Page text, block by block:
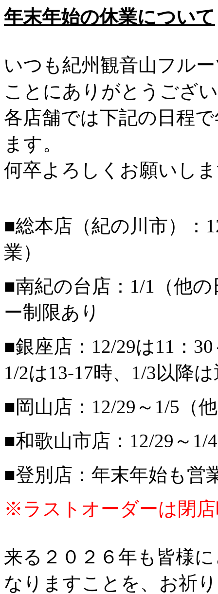
年末年始の休業について
いつも紀州観音山フル
ことにありがとうござ
各店舗では下記の日程
ます。
何卒よろしくお願いし
■総本店（紀の川市）：
業）
■南紀の台店：1/1（他
ー制限あり
■銀座店：12/29は11：
1/2は13-17時、1/3以降
■岡山店：12/29～1/5（
■和歌山市店：12/29～
■登別店：年末年始も営
※ラストオーダーは閉
来る２０２６年も皆様
なりますことを、お祈